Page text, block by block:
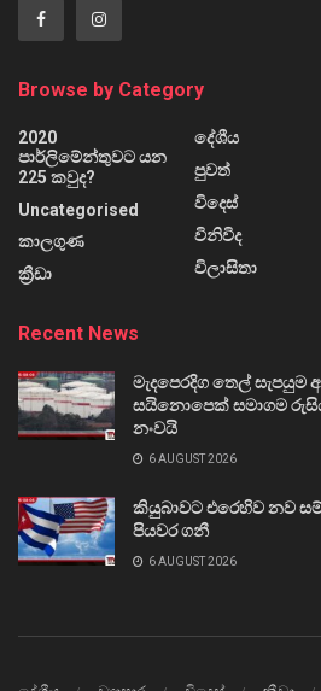
Browse by Category
2020
පාර්ලිමේන්තුවට යන
225 කවුද?
Uncategorised
කාලගුණ
ක්‍රීඩා
දේශීය
පුවත්
විදෙස්
විනිවිද
විලාසිතා
Recent News
මැදපෙරදිග තෙල් සැපයුම
සයිනොපෙක් සමාගම
නංවයි
6 AUGUST 2026
කියුබාවට එරෙහිව නව
පියවර ගනී
6 AUGUST 2026